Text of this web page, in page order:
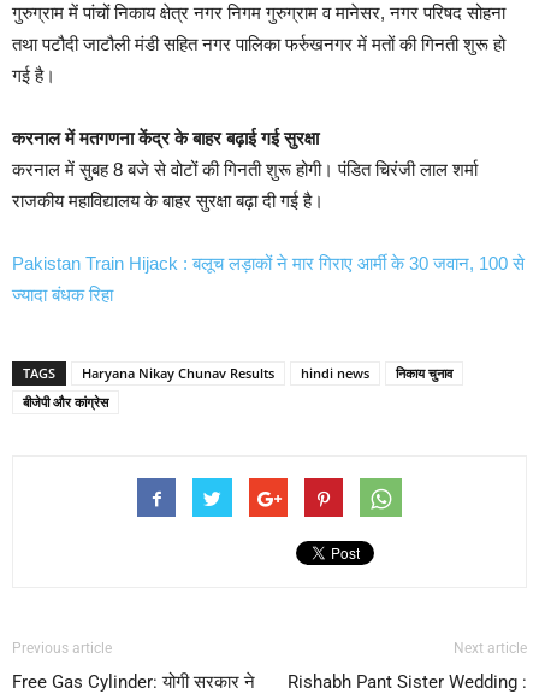
गुरुग्राम में पांचों निकाय क्षेत्र नगर निगम गुरुग्राम व मानेसर, नगर परिषद सोहना
तथा पटौदी जाटौली मंडी सहित नगर पालिका फर्रुखनगर में मतों की गिनती शुरू हो
गई है।
करनाल में मतगणना केंद्र के बाहर बढ़ाई गई सुरक्षा
करनाल में सुबह 8 बजे से वोटों की गिनती शुरू होगी। पंडित चिरंजी लाल शर्मा
राजकीय महाविद्यालय के बाहर सुरक्षा बढ़ा दी गई है।
Pakistan Train Hijack : बलूच लड़ाकों ने मार गिराए आर्मी के 30 जवान, 100 से
ज्यादा बंधक रिहा
TAGS Haryana Nikay Chunav Results hindi news
निकाय चुनाव
बीजेपी और कांग्रेस
Previous article
Free Gas Cylinder: योगी सरकार ने
Next article
Rishabh Pant Sister Wedding :